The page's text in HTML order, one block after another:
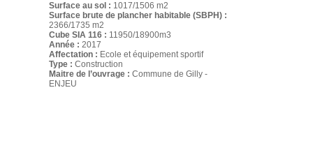
Surface au sol : 1017/1506 m2
Surface brute de plancher habitable (SBPH) :
2366/1735 m2
Cube SIA 116 : 11950/18900m3
Année : 2017
Affectation : Ecole et équipement sportif
Type : Construction
Maitre de l’ouvrage : Commune de Gilly -
ENJEU